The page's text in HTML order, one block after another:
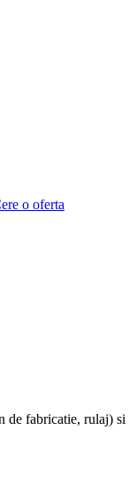
o oferta
fabricatie, rulaj) si